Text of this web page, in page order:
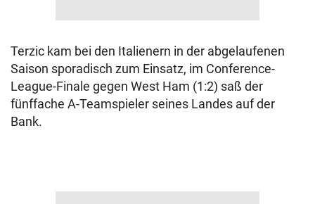
Terzic kam bei den Italienern in der abgelaufenen
Saison sporadisch zum Einsatz, im Conference-
League-Finale gegen West Ham (1:2) saß der
fünffache A-Teamspieler seines Landes auf der
Bank.